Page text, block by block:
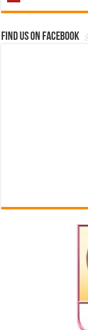
Find us on Facebook